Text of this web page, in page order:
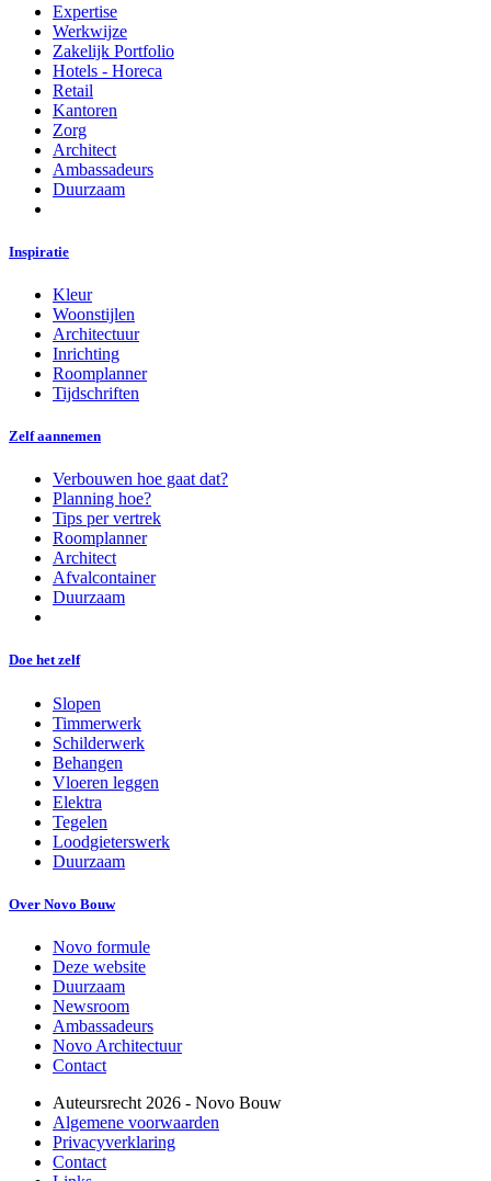
Expertise
Werkwijze
Zakelijk Portfolio
Hotels - Horeca
Retail
Kantoren
Zorg
Architect
Ambassadeurs
Duurzaam
Inspiratie
Kleur
Woonstijlen
Architectuur
Inrichting
Roomplanner
Tijdschriften
Zelf aannemen
Verbouwen hoe gaat dat?
Planning hoe?
Tips per vertrek
Roomplanner
Architect
Afvalcontainer
Duurzaam
Doe het zelf
Slopen
Timmerwerk
Schilderwerk
Behangen
Vloeren leggen
Elektra
Tegelen
Loodgieterswerk
Duurzaam
Over Novo Bouw
Novo formule
Deze website
Duurzaam
Newsroom
Ambassadeurs
Novo Architectuur
Contact
Auteursrecht 2026 - Novo Bouw
Algemene voorwaarden
Privacyverklaring
Contact